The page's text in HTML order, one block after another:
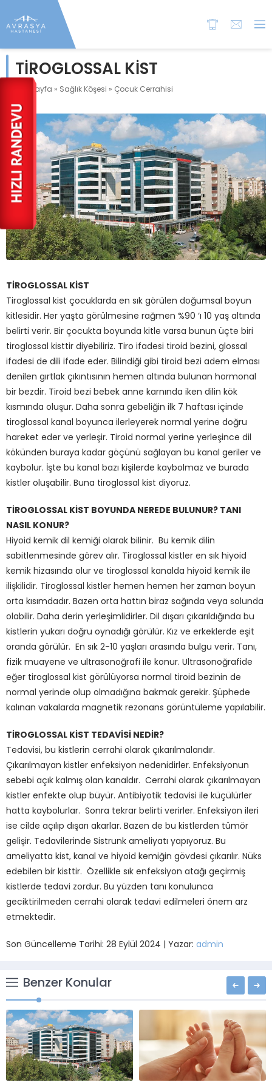
TİROGLOSSAL KİST
Anasayfa » Sağlık Köşesi » Çocuk Cerrahisi
TİROGLOSSAL KİST
Tiroglossal kist çocuklarda en sık görülen doğumsal boyun
kitlesidir. Her yaşta görülmesine rağmen %90 ‘ı 10 yaş altında
belirti verir. Bir çocukta boyunda kitle varsa bunun üçte biri
tiroglossal kisttir diyebiliriz. Tiro ifadesi tiroid bezini, glossal
ifadesi de dili ifade eder. Bilindiği gibi tiroid bezi adem elması
denilen gırtlak çıkıntısının hemen altında bulunan hormonal
bir bezdir. Tiroid bezi bebek anne karnında iken dilin kök
kısmında oluşur. Daha sonra gebeliğin ilk 7 haftası içinde
tiroglossal kanal boyunca ilerleyerek normal yerine doğru
hareket eder ve yerleşir. Tiroid normal yerine yerleşince dil
kökünden buraya kadar göçünü sağlayan bu kanal geriler ve
kaybolur. İşte bu kanal bazı kişilerde kaybolmaz ve burada
kistler oluşabilir. Buna tiroglossal kist diyoruz.
TİROGLOSSAL KİST BOYUNDA NEREDE BULUNUR? TANI
NASIL KONUR?
Hiyoid kemik dil kemiği olarak bilinir. Bu kemik dilin
sabitlenmesinde görev alır. Tiroglossal kistler en sık hiyoid
kemik hizasında olur ve tiroglossal kanalda hiyoid kemik ile
ilişkilidir. Tiroglossal kistler hemen hemen her zaman boyun
orta kısımdadır. Bazen orta hattın biraz sağında veya solunda
olabilir. Daha derin yerleşimlidirler. Dil dışarı çıkarıldığında bu
kistlerin yukarı doğru oynadığı görülür. Kız ve erkeklerde eşit
oranda görülür. En sık 2-10 yaşları arasında bulgu verir. Tanı,
fizik muayene ve ultrasonoğrafi ile konur. Ultrasonoğrafide
eğer tiroglossal kist görülüyorsa normal tiroid bezinin de
normal yerinde olup olmadığına bakmak gerekir. Şüphede
kalınan vakalarda magnetik rezonans görüntüleme yapılabilir.
TİROGLOSSAL KİST TEDAVİSİ NEDİR?
Tedavisi, bu kistlerin cerrahi olarak çıkarılmalarıdır.
Çıkarılmayan kistler enfeksiyon nedenidirler. Enfeksiyonun
sebebi açık kalmış olan kanaldır. Cerrahi olarak çıkarılmayan
kistler enfekte olup büyür. Antibiyotik tedavisi ile küçülürler
hatta kaybolurlar. Sonra tekrar belirti verirler. Enfeksiyon ileri
ise cilde açılıp dışarı akarlar. Bazen de bu kistlerden tümör
gelişir. Tedavilerinde Sistrunk ameliyatı yapıyoruz. Bu
ameliyatta kist, kanal ve hiyoid kemiğin gövdesi çıkarılır. Nüks
edebilen bir kisttir. Özellikle sık enfeksiyon atağı geçirmiş
kistlerde tedavi zordur. Bu yüzden tanı konulunca
geciktirilmeden cerrahi olarak tedavi edilmeleri önem arz
etmektedir.
Son Güncelleme Tarihi: 28 Eylül 2024 | Yazar: admin
Benzer Konular